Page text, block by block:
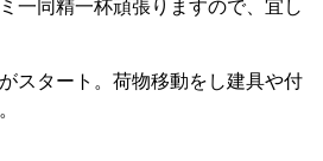
一同精一杯頑張りますので、宜し
スタート。荷物移動をし建具や付